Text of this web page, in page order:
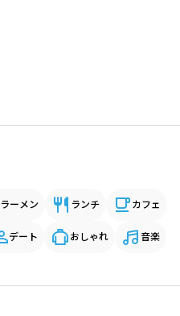
ラーメン ランチ カフェ
デート おしゃれ 音楽